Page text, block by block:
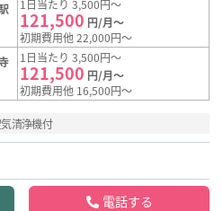
1日当たり 3,500円～
121,500 円/月～
初期費用他 22,000円～
1日当たり 3,500円～
121,500 円/月～
初期費用他 16,500円～
清浄機付
電話する